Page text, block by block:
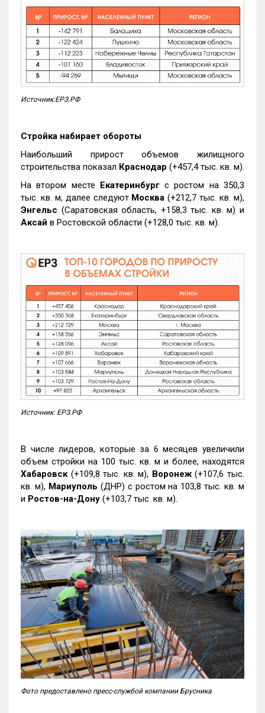
Источник:ЕРЗ.РФ
Стройка набирает обороты
Наибольший прирост объемов жилищного
строительства показал Краснодар (+457,4 тыс. кв. м).
На втором месте Екатеринбургс ростом на 350,3
тыс. кв. м, далее следуют Москва (+212,7 тыс. кв. м),
Энгельс (Саратовская область, +158,3 тыс. кв. м) и
Аксай в Ростовской области (+128,0 тыс. кв. м).
Источник: ЕРЗ.РФ
В числе лидеров, которые за 6 месяцев увеличили
объем стройки на 100 тыс. кв. м и более, находятся
Хабаровск (+109,8 тыс. кв. м), Воронеж(+107,6 тыс.
кв. м), Мариуполь (ДНР) с ростом на 103,8 тыс. кв. м
и Ростов-на-Дону (+103,7 тыс. кв. м).
Фото предоставлено пресс-службой компании Брусника